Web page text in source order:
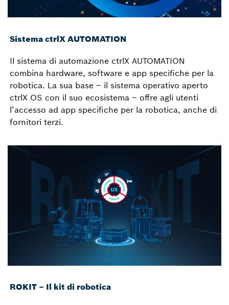
Sistema ctrlX AUTOMATION
Il sistema di automazione ctrlX AUTOMATION
combina hardware, software e app specifiche per la
robotica. La sua base – il sistema operativo aperto
ctrlX OS con il suo ecosistema – offre agli utenti
l’accesso ad app specifiche per la robotica, anche di
fornitori terzi.
ROKIT – Il kit di robotica